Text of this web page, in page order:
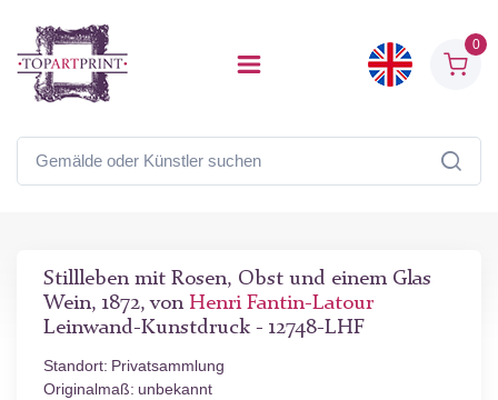
0
Stillleben mit Rosen, Obst und einem Glas
Wein, 1872, von Henri Fantin-Latour
Leinwand-Kunstdruck - 12748-LHF
Standort: Privatsammlung
Originalmaß: unbekannt